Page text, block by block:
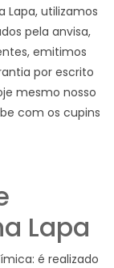
Lapa, utilizamos
pela anvisa,
emitimos
por escrito
mesmo nosso
com os cupins
Lapa
é realizado